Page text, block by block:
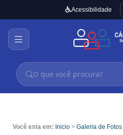
Acessibilidade
Você esta em: Inicio > Galeria de Fotos